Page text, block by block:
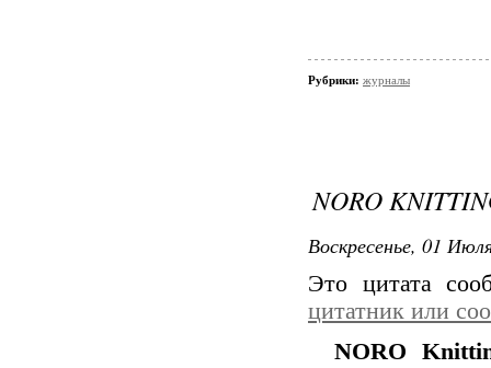
Рубрики: журналы
NORO
Воскресенье, 01
Это цитата
цитатник или
NORO